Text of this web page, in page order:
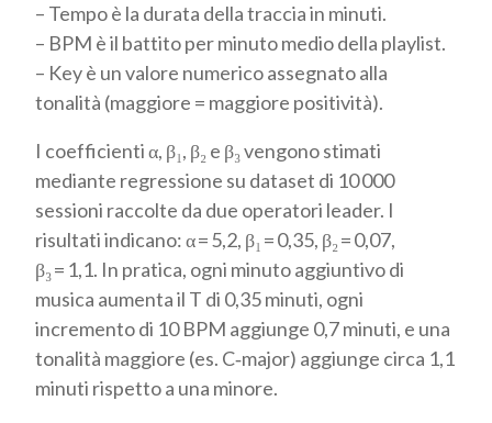
– Tempo è la durata della traccia in minuti.
– BPM è il battito per minuto medio della playlist.
– Key è un valore numerico assegnato alla
tonalità (maggiore = maggiore positività).
I coefficienti α, β₁, β₂ e β₃ vengono stimati
mediante regressione su dataset di 10 000
sessioni raccolte da due operatori leader. I
risultati indicano: α = 5,2, β₁ = 0,35, β₂ = 0,07,
β₃ = 1,1. In pratica, ogni minuto aggiuntivo di
musica aumenta il T di 0,35 minuti, ogni
incremento di 10 BPM aggiunge 0,7 minuti, e una
tonalità maggiore (es. C‑major) aggiunge circa 1,1
minuti rispetto a una minore.